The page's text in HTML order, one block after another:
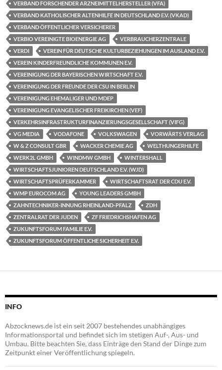
VERBAND FORSCHENDER ARZNEIMITTELHERSTELLER (VFA)
VERBAND KATHOLISCHER ALTENHILFE IN DEUTSCHLAND E.V. (VKAD)
VERBAND ÖFFENTLICHER VERSICHERER
VERBIO VEREINIGTE BIOENERGIE AG
VERBRAUCHERZENTRALE
VERDI
VEREIN FÜR DEUTSCHE KULTURBEZIEHUNGEN IM AUSLAND E.V.
VEREIN KINDERFREUNDLICHE KOMMUNEN E.V.
VEREINIGUNG DER BAYERISCHEN WIRTSCHAFT E.V.
VEREINIGUNG DER FREUNDE DER CSU IN BERLIN
VEREINIGUNG EHEMALIGER UND MDEP
VEREINIGUNG EVANGELISCHER FREIKIRCHEN (VEF)
VERKEHRSINFRASTRUKTURFINANZIERUNGSGESELLSCHAFT (VIFG)
VG MEDIA
VODAFONE VOLKSWAGEN
VORWÄRTS VERLAG
W & Z CONSULT GBR
WACKER CHEMIE AG
WELTHUNGERHILFE
WERK2L GMBH
WINDMW GMBH
WINTERSHALL
WIRTSCHAFTSJUNIOREN DEUTSCHLAND E.V. (WJD)
WIRTSCHAFTSPRÜFERKAMMER
WIRTSCHAFTSRAT DER CDU E.V.
WMP EUROCOM AG
YOUNG LEADERS GMBH
ZAHNTECHNIKER-INNUNG RHEINLAND-PFALZ
ZDH
ZENTRALRAT DER JUDEN
ZF FRIEDRICHSHAFEN AG
ZUKUNFTSFORUM FAMILIE E.V.
ZUKUNFTSFORUM ÖFFENTLICHE SICHERHEIT E.V.
INFO
Abzocknews.de ist ein seit 2007 bestehendes unabhängiges
Informationsportal und befindet sich im stetigen Auf-, Aus- und
Umbau. Bitte beachten Sie, dass Einträge den Stand der Dinge zum
Zeitpunkt einer Veröffentlichung spiegeln.